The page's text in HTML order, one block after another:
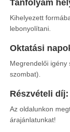
Tanfolyam
Kihelyezett
lebonyolítani.
Oktatási
Megrendelői igény
szombat).
Részvételi díj:
Az oldalunkon
árajánlatunkat!